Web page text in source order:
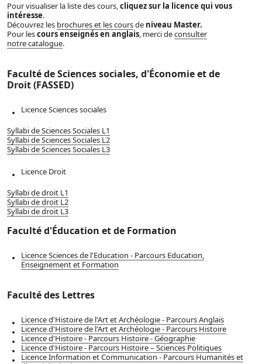
Pour visualiser la liste des cours,cliquez sur la licence qui vous
intéresse.
Découvrez les brochures et les coursde niveau Master.
Pour lescours enseignés en anglais, merci deconsulter
notre catalogue.
Faculté de Sciences sociales, d'Économie et de
Droit (FASSED)
Licence Sciences sociales
Syllabi de Sciences Sociales L1
Syllabi de Sciences Sociales L2
Syllabi de Sciences Sociales L3
Licence Droit
Syllabi de droit L1
Syllabi de droit L2
Syllabi de droit L3
Faculté d'Éducation et de Formation
Licence Sciences de l'Education - Parcours Education,
Enseignement et Formation
Faculté des Lettres
Licence d'Histoire de l'Art et Archéologie - Parcours Anglais
Licence d'Histoire de l'Art et Archéologie - Parcours Histoire
Licence d'Histoire - Parcours Histoire - Géographie
Licence d'Histoire - Parcours Histoire – Sciences Politiques
Licence Information et Communication - Parcours Humanités et